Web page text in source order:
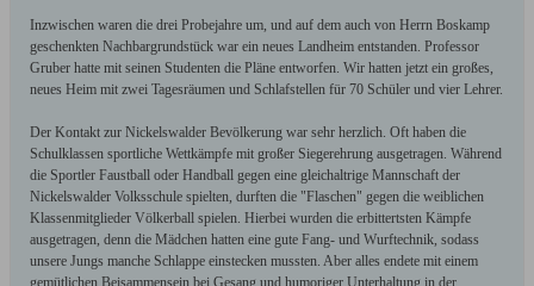
Inzwischen waren die drei Probejahre um, und auf dem auch von Herrn Boskamp
geschenkten Nachbargrundstück war ein neues Landheim entstanden. Professor
Gruber hatte mit seinen Studenten die Pläne entworfen. Wir hatten jetzt ein großes,
neues Heim mit zwei Tagesräumen und Schlafstellen für 70 Schüler und vier Lehrer.
Der Kontakt zur Nickelswalder Bevölkerung war sehr herzlich. Oft haben die
Schulklassen sportliche Wettkämpfe mit großer Siegerehrung ausgetragen. Während
die Sportler Faustball oder Handball gegen eine gleichaltrige Mannschaft der
Nickelswalder Volksschule spielten, durften die "Flaschen" gegen die weiblichen
Klassenmitglieder Völkerball spielen. Hierbei wurden die erbittertsten Kämpfe
ausgetragen, denn die Mädchen hatten eine gute Fang- und Wurftechnik, sodass
unsere Jungs manche Schlappe einstecken mussten. Aber alles endete mit einem
gemütlichen Beisammensein bei Gesang und humoriger Unterhaltung in der